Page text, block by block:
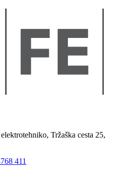
Tržaška cesta 25,
411